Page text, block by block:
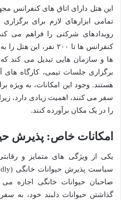
این هتل دارای اتاق های کنفرانس
تمامی ابزارهای لازم برای
رویدادهای شرکتی را فراهم می
کنفرانس ها تا ۲۰۰ نفر،
ها و سازمان هایی تبدیل می کند
برگزاری جلسات تیمی، کارگاه
هستند. وجود این امکانات، به ویژه
سفر می کنند، اهمیت زیادی دارد،
را در یک مکان برآورده کنند.
امکانات خاص: پذیرش
یکی از ویژگی های متمایز و
صاحبان حیوانات خانگی اجازه می
گذاشتن حیوانات دلبند خود، به